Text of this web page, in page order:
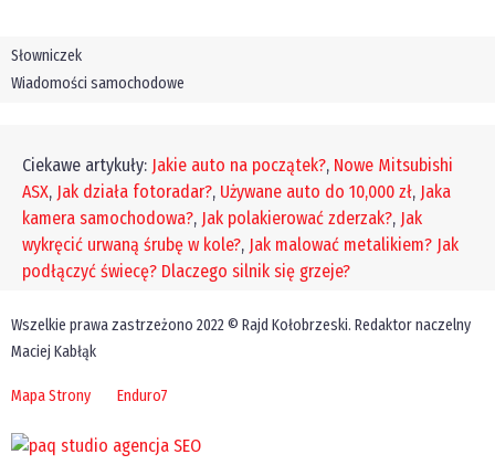
Słowniczek
Wiadomości samochodowe
Ciekawe artykuły: Jakie auto na początek?, Nowe Mitsubishi
ASX, Jak działa fotoradar?, Używane auto do 10,000 zł, Jaka
kamera samochodowa?, Jak polakierować zderzak?, Jak
wykręcić urwaną śrubę w kole?, Jak malować metalikiem? Jak
podłączyć świecę? Dlaczego silnik się grzeje?
Wszelkie prawa zastrzeżono 2022 © Rajd Kołobrzeski. Redaktor naczelny
Maciej Kabłąk
Mapa Strony Enduro7